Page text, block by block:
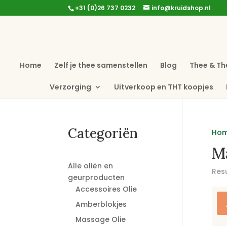
+31 (0)26 737 0232 info@kruidshop.nl
Home Zelf je thee samenstellen Blog Thee &
Verzorging Uitverkoop en THT koopjes
Categoriën
Alle oliën en
geurproducten
Accessoires Olie
Amberblokjes
Massage Olie